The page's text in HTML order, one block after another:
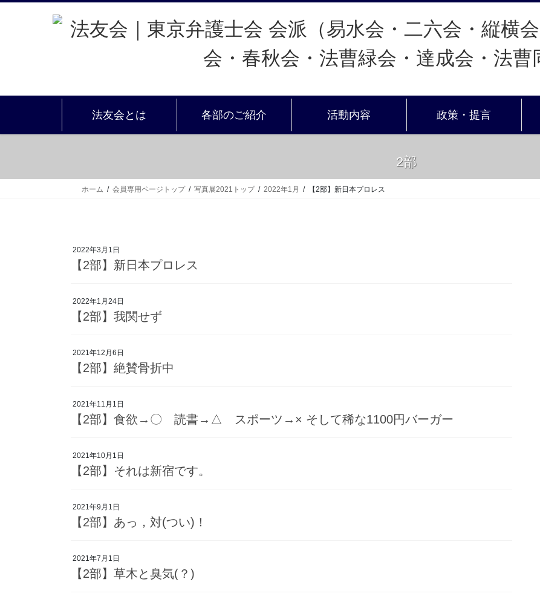
法友会とは 各部のご紹介 活動内容 政策・提言
2部
ホーム 会員専用ページトップ 写真展2021トップ 2022年1月 【2部】新日本プロレス
2022年3月1日
【2部】新日本プロレス
2022年1月24日
【2部】我関せず
2021年12月6日
【2部】絶賛骨折中
2021年11月1日
【2部】食欲→〇 読書→△ スポーツ→× そして稀な1100円バーガー
2021年10月1日
【2部】それは新宿です。
2021年9月1日
【2部】あっ，対(つい)！
2021年7月1日
【2部】草木と臭気(？)